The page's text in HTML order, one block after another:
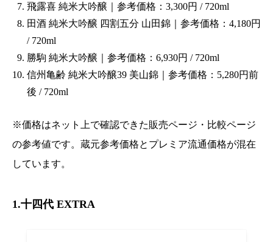
飛露喜 純米大吟醸｜参考価格：3,300円 / 720ml
田酒 純米大吟醸 四割五分 山田錦｜参考価格：4,180円
/ 720ml
勝駒 純米大吟醸｜参考価格：6,930円 / 720ml
信州亀齢 純米大吟醸39 美山錦｜参考価格：5,280円前
後 / 720ml
※価格はネット上で確認できた販売ページ・比較ページ
の参考値です。蔵元参考価格とプレミア流通価格が混在
しています。
1.十四代 EXTRA